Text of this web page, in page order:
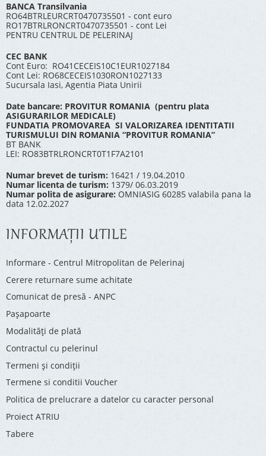
BANCA Transilvania
RO64BTRLEURCRT0470735501 - cont euro
RO17BTRLRONCRT0470735501 - cont Lei
PENTRU CENTRUL DE PELERINAJ
CEC BANK
Cont Euro: RO41CECEIS10C1EUR1027184
Cont Lei: RO68CECEIS1030RON1027133
Sucursala Iasi, Agentia Piata Unirii
Date bancare: PROVITUR ROMANIA (pentru plata
ASIGURARILOR MEDICALE)
FUNDATIA PROMOVAREA SI VALORIZAREA IDENTITATII
TURISMULUI DIN ROMANIA “PROVITUR ROMANIA”
BT BANK
LEI: RO83BTRLRONCRT0T1F7A2101
Numar brevet de turism: 16421 / 19.04.2010
Numar licenta de turism: 1379/ 06.03.2019
Numar polita de asigurare: OMNIASIG 60285 valabila pana la
data 12.02.2027
INFORMAŢII UTILE
Informare - Centrul Mitropolitan de Pelerinaj
Cerere returnare sume achitate
Comunicat de presă - ANPC
Pașapoarte
Modalități de plată
Contractul cu pelerinul
Termeni și condiții
Termene si conditii Voucher
Politica de prelucrare a datelor cu caracter personal
Proiect ATRIU
Tabere